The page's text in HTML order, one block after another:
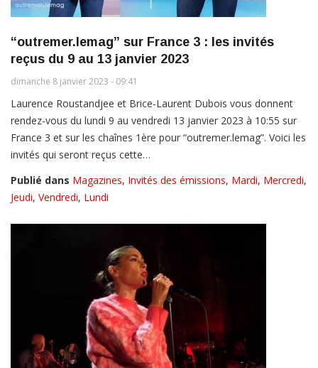
“outremer.lemag” sur France 3 : les invités
reçus du 9 au 13 janvier 2023
dimanche 8 janvier 2023 - 09:41
Laurence Roustandjee et Brice-Laurent Dubois vous donnent
rendez-vous du lundi 9 au vendredi 13 janvier 2023 à 10:55 sur
France 3 et sur les chaînes 1ère pour “outremer.lemag”. Voici les
invités qui seront reçus cette…
Publié dans Magazines, Invités des émissions, Mardi, Mercredi,
Jeudi, Vendredi, Lundi